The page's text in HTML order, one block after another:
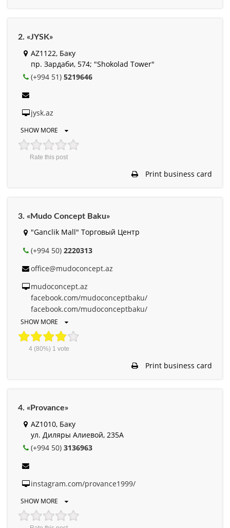
2. «JYSK»
AZ1122, Баку
пр. Зардаби, 574; "Shokolad Tower"
(+994 51) 5219646
jysk.az
SHOW MORE
Rate this post
Print business card
3. «Mudo Concept Baku»
"Ganclik Mall" Торговый Центр
(+994 50) 2220313
office@mudoconcept.az
mudoconcept.az
facebook.com/mudoconceptbaku/
facebook.com/mudoconceptbaku/
SHOW MORE
4(80%) 1 vote
Print business card
4. «Provance»
AZ1010, Баку
ул. Диляры Алиевой, 235A
(+994 50) 3136963
instagram.com/provance1999/
SHOW MORE